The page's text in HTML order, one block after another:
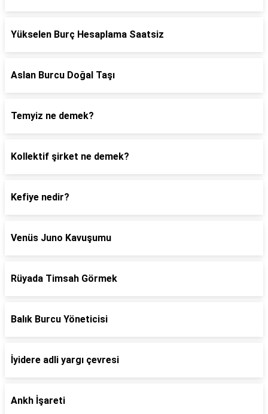
Yükselen Burç Hesaplama Saatsiz
Aslan Burcu Doğal Taşı
Temyiz ne demek?
Kollektif şirket ne demek?
Kefiye nedir?
Venüs Juno Kavuşumu
Rüyada Timsah Görmek
Balık Burcu Yöneticisi
İyidere adli yargı çevresi
Ankh İşareti